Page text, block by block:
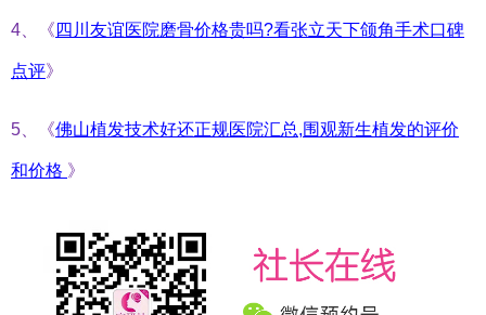
4、《 四川友谊医院磨骨价格贵吗?看张立天下颌角手术口碑
点评》
5、《佛山植发技术好还正规医院汇总,围观新生植发的评价
和价格 》